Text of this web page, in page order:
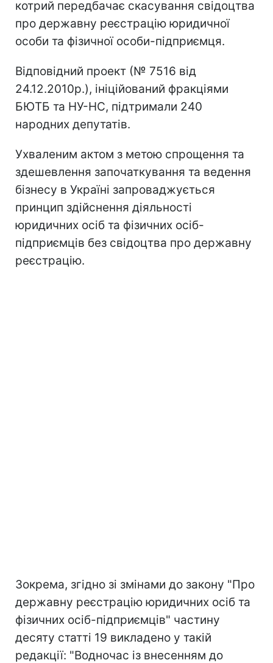
котрий передбачає скасування свідоцтва
про державну реєстрацію юридичної
особи та фізичної особи-підприємця.
Відповідний проект (№ 7516 від
24.12.2010р.), ініційований фракціями
БЮТБ та НУ-НС, підтримали 240
народних депутатів.
Ухваленим актом з метою спрощення та
здешевлення започаткування та ведення
бізнесу в Україні запроваджується
принцип здійснення діяльності
юридичних осіб та фізичних осіб-
підприємців без свідоцтва про державну
реєстрацію.
Зокрема, згідно зі змінами до закону "Про
державну реєстрацію юридичних осіб та
фізичних осіб-підприємців" частину
десяту статті 19 викладено у такій
редакції: "Водночас із внесенням до